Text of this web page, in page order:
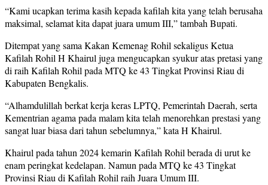
“Kami ucapkan terima kasih kepada kafilah kita yang telah berusaha
maksimal, selamat kita dapat juara umum III,” tambah Bupati.
Ditempat yang sama Kakan Kemenag Rohil sekaligus Ketua
Kafilah Rohil H Khairul juga mengucapkan syukur atas pretasi yang
di raih Kafilah Rohil pada MTQ ke 43 Tingkat Provinsi Riau di
Kabupaten Bengkalis.
“Alhamdulillah berkat kerja keras LPTQ, Pemerintah Daerah, serta
Kementrian agama pada malam kita telah menorehkan prestasi yang
sangat luar biasa dari tahun sebelumnya,” kata H Khairul.
Khairul pada tahun 2024 kemarin Kafilah Rohil berada di urut ke
enam peringkat kedelapan. Namun pada MTQ ke 43 Tingkat
Provinsi Riau di Kafilah Rohil raih Juara Umum III.